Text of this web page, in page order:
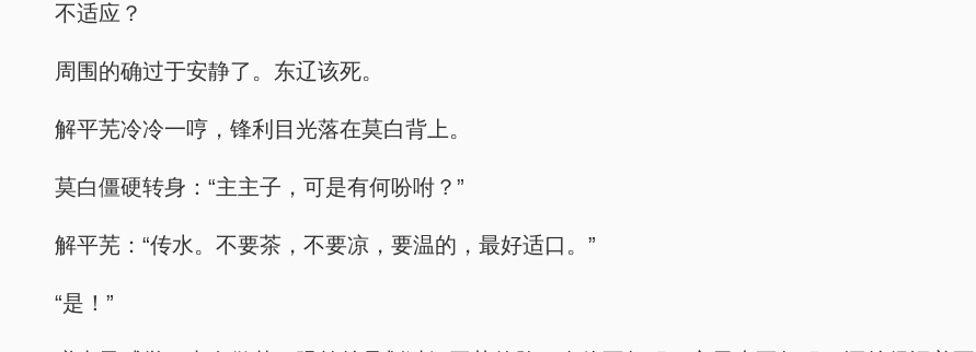
不适应？
周围的确过于安静了。东辽该死。
解平芜冷冷一哼，锋利目光落在莫白背上。
莫白僵硬转身：“主主子，可是有何吩咐？”
解平芜：“传水。不要茶，不要凉，要温的，最好适口。”
“是！”